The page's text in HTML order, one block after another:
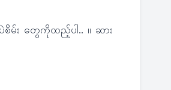
စိမ်း တွေကိုထည့်ပါ.. ။ ဆား